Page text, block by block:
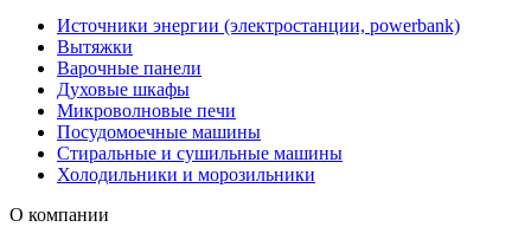
Источники энергии (электростанции, powerbank)
Вытяжки
Варочные панели
Духовые шкафы
Микроволновые печи
Посудомоечные машины
Стиральные и сушильные машины
Холодильники и морозильники
О компании